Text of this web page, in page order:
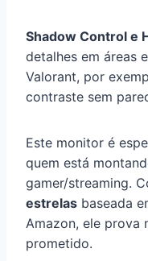
Shadow Control e
detalhes em áreas
Valorant, por
contraste sem
Este monitor é
quem está
gamer/streaming.
estrelas baseada
Amazon, ele prova
prometido.